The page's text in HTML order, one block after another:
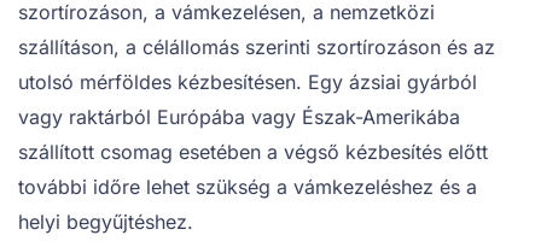
szortírozáson, a vámkezelésen, a nemzetközi
szállításon, a célállomás szerinti szortírozáson és az
utolsó mérföldes kézbesítésen. Egy ázsiai gyárból
vagy raktárból Európába vagy Észak-Amerikába
szállított csomag esetében a végső kézbesítés előtt
további időre lehet szükség a vámkezeléshez és a
helyi begyűjtéshez.